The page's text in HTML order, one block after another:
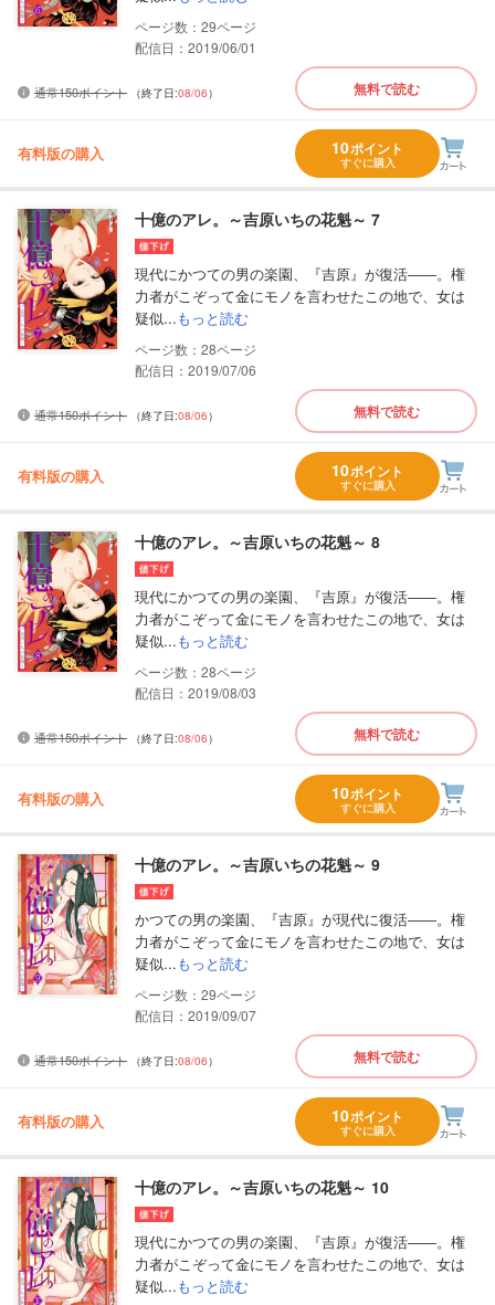
29
配信日：2019/06/01
通常150ポイント （終了日:08/06） 無料で読む
有料版の購入 10ポイント
すぐに購入
十億のアレ。～吉原いちの花魁～ 7
現代にかつての男の楽園、『吉原』が復活――。権
力者がこぞって金にモノを言わせたこの地で、女は
疑似...もっと読む
28
配信日：2019/07/06
通常150ポイント （終了日:08/06） 無料で読む
有料版の購入 10ポイント
すぐに購入
十億のアレ。～吉原いちの花魁～ 8
現代にかつての男の楽園、『吉原』が復活――。権
力者がこぞって金にモノを言わせたこの地で、女は
疑似...もっと読む
28
配信日：2019/08/03
通常150ポイント （終了日:08/06） 無料で読む
有料版の購入 10ポイント
すぐに購入
十億のアレ。～吉原いちの花魁～ 9
かつての男の楽園、『吉原』が現代に復活――。権
力者がこぞって金にモノを言わせたこの地で、女は
疑似...もっと読む
29
配信日：2019/09/07
通常150ポイント （終了日:08/06） 無料で読む
有料版の購入 10ポイント
すぐに購入
十億のアレ。～吉原いちの花魁～ 10
現代にかつての男の楽園、『吉原』が復活――。権
力者がこぞって金にモノを言わせたこの地で、女は
疑似...もっと読む